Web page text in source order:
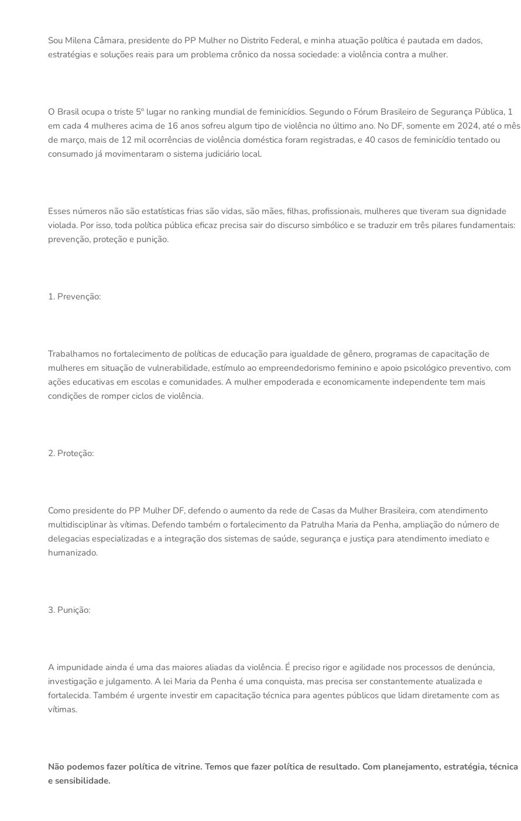
Sou Milena Câmara, presidente do PP Mulher no Distrito Federal, e minha atuação política é pautada em dados,
estratégias e soluções reais para um problema crônico da nossa sociedade: a violência contra a mulher.
O Brasil ocupa o triste 5º lugar no ranking mundial de feminicídios. Segundo o Fórum Brasileiro de Segurança Pública, 1
em cada 4 mulheres acima de 16 anos sofreu algum tipo de violência no último ano. No DF, somente em 2024, até o mês
de março, mais de 12 mil ocorrências de violência doméstica foram registradas, e 40 casos de feminicídio tentado ou
consumado já movimentaram o sistema judiciário local.
Esses números não são estatísticas frias são vidas, são mães, filhas, profissionais, mulheres que tiveram sua dignidade
violada. Por isso, toda política pública eficaz precisa sair do discurso simbólico e se traduzir em três pilares fundamentais:
prevenção, proteção e punição.
1. Prevenção:
Trabalhamos no fortalecimento de políticas de educação para igualdade de gênero, programas de capacitação de
mulheres em situação de vulnerabilidade, estímulo ao empreendedorismo feminino e apoio psicológico preventivo, com
ações educativas em escolas e comunidades. A mulher empoderada e economicamente independente tem mais
condições de romper ciclos de violência.
2. Proteção:
Como presidente do PP Mulher DF, defendo o aumento da rede de Casas da Mulher Brasileira, com atendimento
multidisciplinar às vítimas. Defendo também o fortalecimento da Patrulha Maria da Penha, ampliação do número de
delegacias especializadas e a integração dos sistemas de saúde, segurança e justiça para atendimento imediato e
humanizado.
3. Punição:
A impunidade ainda é uma das maiores aliadas da violência. É preciso rigor e agilidade nos processos de denúncia,
investigação e julgamento. A lei Maria da Penha é uma conquista, mas precisa ser constantemente atualizada e
fortalecida. Também é urgente investir em capacitação técnica para agentes públicos que lidam diretamente com as
vítimas.
Não podemos fazer política de vitrine. Temos que fazer política de resultado. Com planejamento, estratégia, técnica
e sensibilidade.